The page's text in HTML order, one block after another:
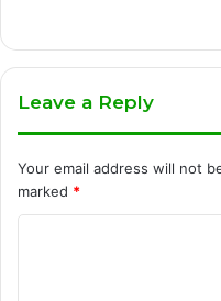
Leave a Reply
Your email address will not
marked *